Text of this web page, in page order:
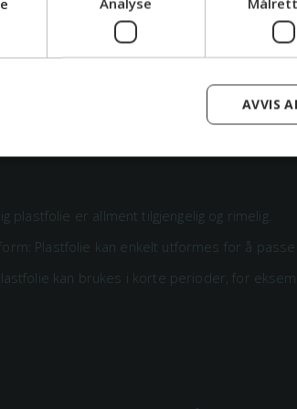
påføring kreves for å unngå luftbobler, og
plastfolie er allment tilgjengelig og rimelig.
Plastfolie kan enkelt utformes for å
kan brukes i korte perioder, for
AVVIS